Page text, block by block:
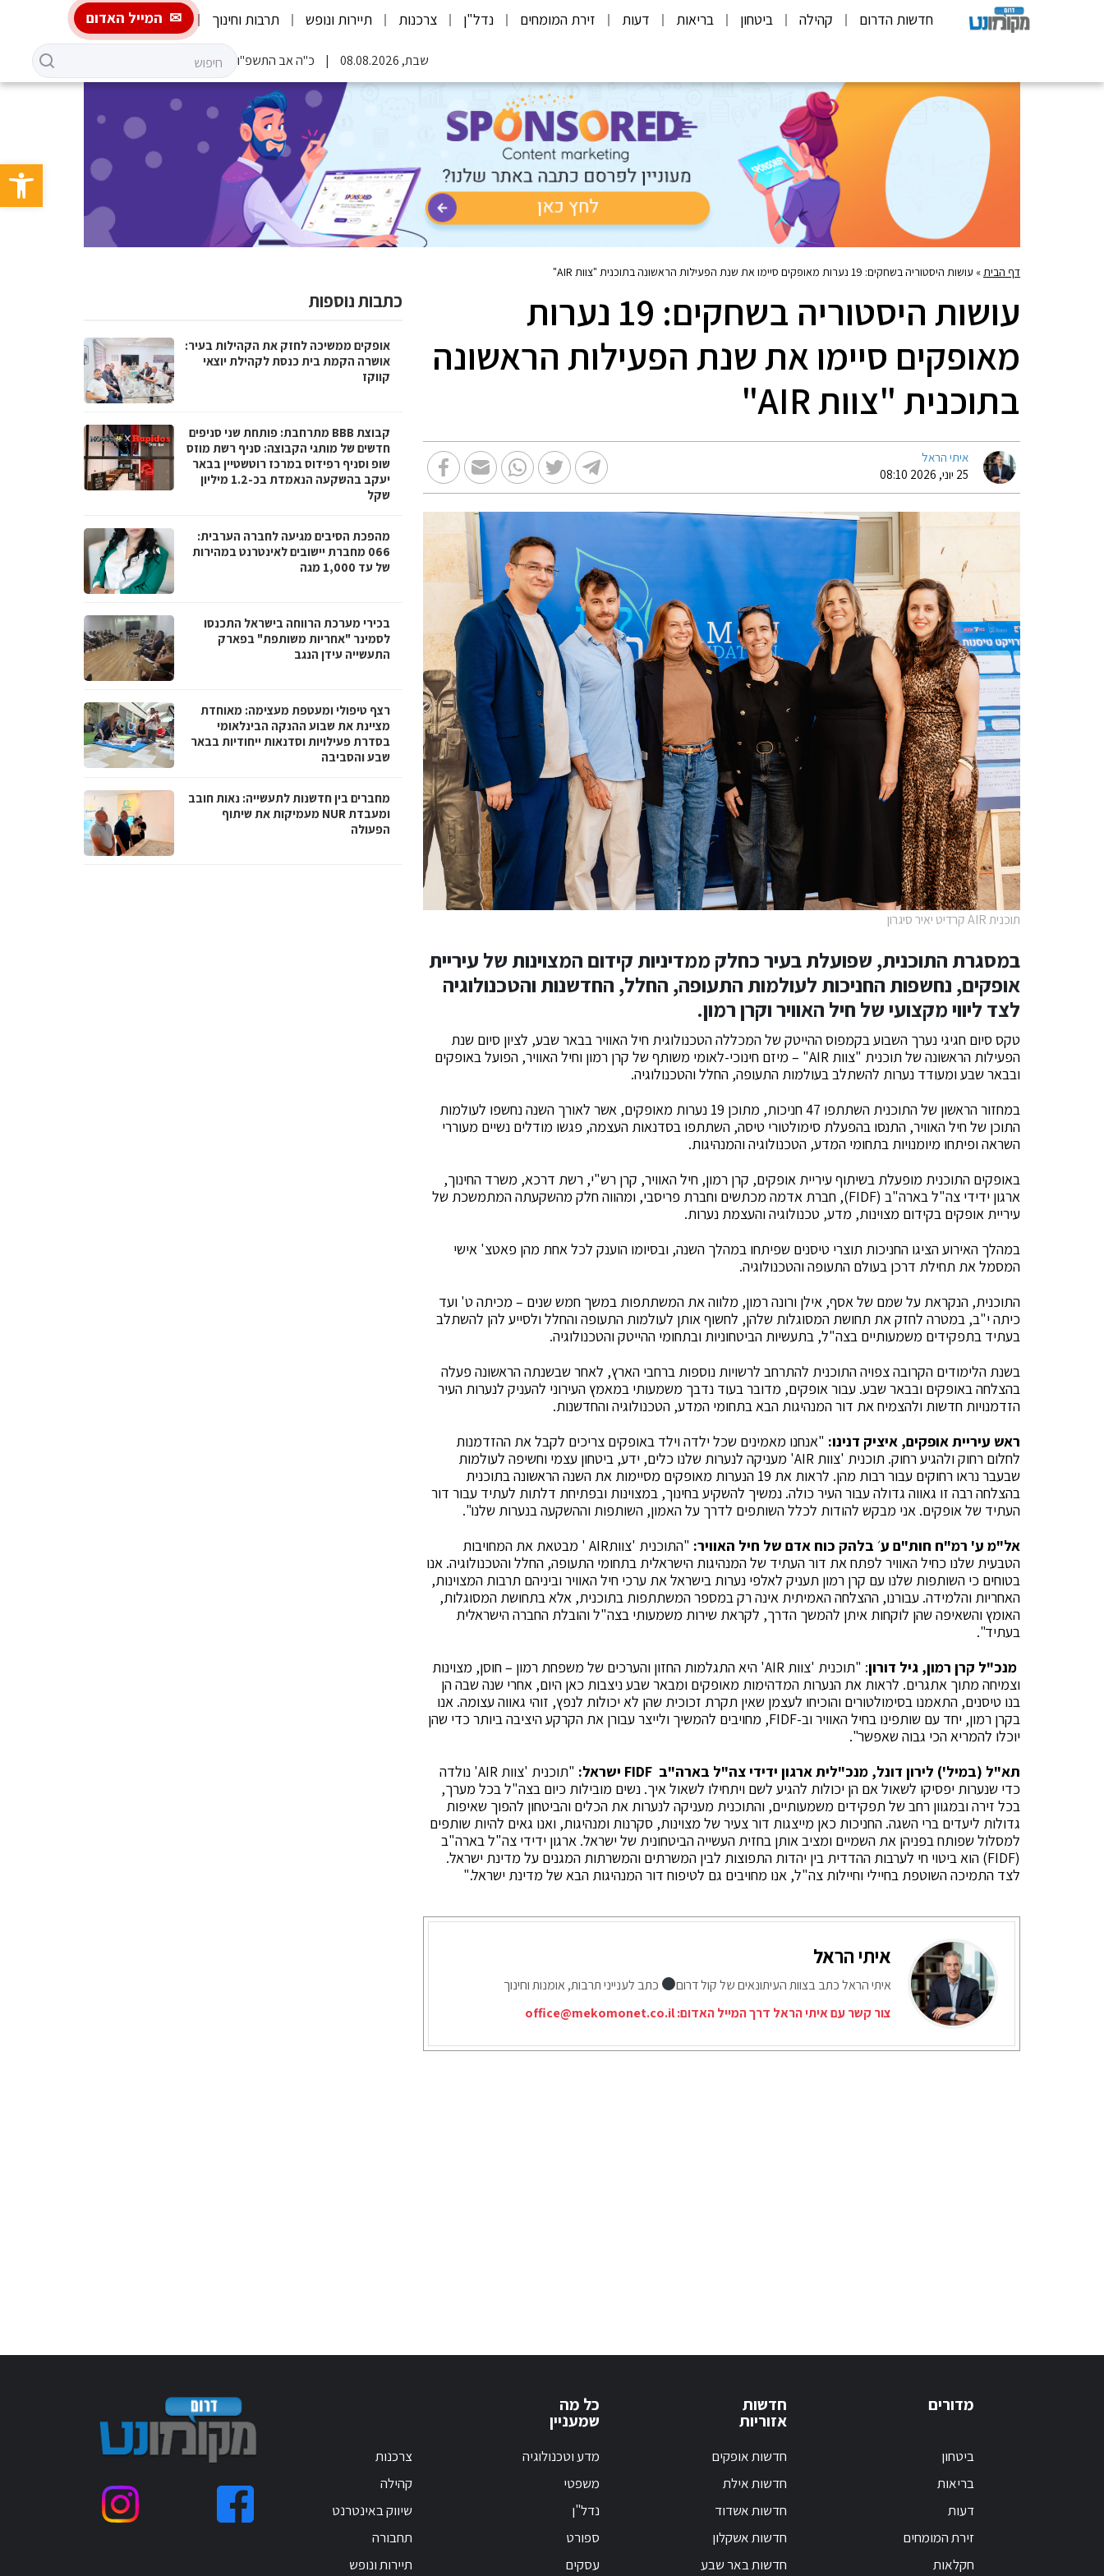
פתח
חדשות הדרום קהילה ביטחון בריאות דעות זירת המומחים נדל"ן צרכנות תיירות ונופש תרבות וחינוך המייל האדום
שבת, 08.08.2026 כ"ה אב התשפ"ו
דף הבית » עושות היסטוריה בשחקים: 19 נערות מאופקים סיימו את שנת הפעילות הראשונה בתוכנית "צוות AIR"
עושות היסטוריה בשחקים: 19 נערות
מאופקים סיימו את שנת הפעילות הראשונה
בתוכנית "צוות AIR"
איתי הראל
25 יוני, 2026 08:10
תוכנית AIR קרדיט יאיר סיגרון
במסגרת התוכנית, שפועלת בעיר כחלק ממדיניות קידום המצוינות של עיריית
אופקים, נחשפות החניכות לעולמות התעופה, החלל, החדשנות והטכנולוגיה
לצד ליווי מקצועי של חיל האוויר וקרן רמון.
טקס סיום חגיגי נערך השבוע בקמפוס ההייטק של המכללה הטכנולוגית חיל האוויר בבאר שבע, לציון סיום שנת
הפעילות הראשונה של תוכנית "צוות AIR" – מיזם חינוכי-לאומי משותף של קרן רמון וחיל האוויר, הפועל באופקים
ובבאר שבע ומעודד נערות להשתלב בעולמות התעופה, החלל והטכנולוגיה.
במחזור הראשון של התוכנית השתתפו 47 חניכות, מתוכן 19 נערות מאופקים, אשר לאורך השנה נחשפו לעולמות
התוכן של חיל האוויר, התנסו בהפעלת סימולטורי טיסה, השתתפו בסדנאות העצמה, פגשו מודלים נשיים מעוררי
השראה ופיתחו מיומנויות בתחומי המדע, הטכנולוגיה והמנהיגות.
באופקים התוכנית מופעלת בשיתוף עיריית אופקים, קרן רמון, חיל האוויר, קרן רש"י, רשת דרכא, משרד החינוך,
ארגון ידידי צה"ל בארה"ב (FIDF), חברת אדמה מכתשים וחברת פריסבי, ומהווה חלק מהשקעתה המתמשכת של
עיריית אופקים בקידום מצוינות, מדע, טכנולוגיה והעצמת נערות.
במהלך האירוע הציגו החניכות תוצרי טיסנים שפיתחו במהלך השנה, ובסיומו הוענק לכל אחת מהן פאטצ' אישי
המסמל את תחילת דרכן בעולם התעופה והטכנולוגיה.
התוכנית, הנקראת על שמם של אסף, אילן ורונה רמון, מלווה את המשתתפות במשך חמש שנים – מכיתה ט' ועד
כיתה י"ב, במטרה לחזק את תחושת המסוגלות שלהן, לחשוף אותן לעולמות התעופה והחלל ולסייע להן להשתלב
בעתיד בתפקידים משמעותיים בצה"ל, בתעשיות הביטחוניות ובתחומי ההייטק והטכנולוגיה.
בשנת הלימודים הקרובה צפויה התוכנית להתרחב לרשויות נוספות ברחבי הארץ, לאחר שבשנתה הראשונה פעלה
בהצלחה באופקים ובבאר שבע. עבור אופקים, מדובר בעוד נדבך משמעותי במאמץ העירוני להעניק לנערות העיר
הזדמנויות חדשות ולהצמיח את דור המנהיגות הבא בתחומי המדע, הטכנולוגיה והחדשנות.
ראש עיריית אופקים, איציק דנינו: "אנחנו מאמינים שכל ילדה וילד באופקים צריכים לקבל את ההזדמנות
לחלום רחוק ולהגיע רחוק. תוכנית 'צוות AIR' מעניקה לנערות שלנו כלים, ידע, ביטחון עצמי וחשיפה לעולמות
שבעבר נראו רחוקים עבור רבות מהן. לראות את 19 הנערות מאופקים מסיימות את השנה הראשונה בתוכנית
בהצלחה רבה זו גאווה גדולה עבור העיר כולה. נמשיך להשקיע בחינוך, במצוינות ובפתיחת דלתות לעתיד עבור דור
העתיד של אופקים. אני מבקש להודות לכלל השותפים לדרך על האמון, השותפות וההשקעה בנערות שלנו".
אל"מ ע' רמ"ח חות"ם ע׳ בלהק כוח אדם של חיל האוויר:
"התוכנית 'צוותAIR ' מבטאת את המחויבות
הטבעית שלנו כחיל האוויר לפתח את דור העתיד של המנהיגות הישראלית בתחומי התעופה, החלל והטכנולוגיה. אנו
בטוחים כי השותפות שלנו עם קרן רמון תעניק לאלפי נערות בישראל את ערכי חיל האוויר וביניהם תרבות המצוינות,
האחריות והלמידה. עבורנו, ההצלחה האמיתית אינה רק במספר המשתתפות בתוכנית, אלא בתחושת המסוגלות,
האומץ והשאיפה שהן לוקחות איתן להמשך הדרך, לקראת שירות משמעותי בצה"ל והובלת החברה הישראלית
בעתיד".
מנכ"ל קרן רמון, גיל דורון
: "תוכנית 'צוות AIR' היא התגלמות החזון והערכים של משפחת רמון – חוסן, מצוינות
וצמיחה מתוך אתגרים. לראות את הנערות המדהימות מאופקים ומבאר שבע ניצבות כאן היום, אחרי שנה שבה הן
בנו טיסנים, התאמנו בסימולטורים והוכיחו לעצמן שאין תקרת זכוכית שהן לא יכולות לנפץ, זוהי גאווה עצומה. אנו
בקרן רמון, יחד עם שותפינו בחיל האוויר וב-FIDF, מחויבים להמשיך ולייצר עבורן את הקרקע היציבה ביותר כדי שהן
יוכלו להמריא הכי גבוה שאפשר".
תא"ל (במיל') לירון דונל, מנכ"לית ארגון ידידי צה"ל בארה"ב
ישראל:
​"תוכנית 'צוות AIR' נולדה
כדי שנערות יפסיקו לשאול אם הן יכולות להגיע לשם ויתחילו לשאול איך. נשים מובילות כיום בצה"ל בכל מערך,
בכל זירה ובמגוון רחב של תפקידים משמעותיים, והתוכנית מעניקה לנערות את הכלים והביטחון להפוך שאיפות
גדולות ליעדים ברי השגה. החניכות כאן מייצגות דור צעיר של מצוינות, סקרנות ומנהיגות, ואנו גאים להיות שותפים
למסלול שפותח בפניהן את השמיים ומציב אותן בחזית העשייה הביטחונית של ישראל. ​ארגון ידידי צה"ל בארה"ב
(FIDF) הוא ביטוי חי לערבות ההדדית בין יהדות התפוצות לבין המשרתים והמשרתות המגנים על מדינת ישראל.
לצד התמיכה השוטפת בחיילי וחיילות צה"ל, אנו מחויבים גם לטיפוח דור המנהיגות הבא של מדינת ישראל."
איתי הראל
איתי הראל כתב בצוות העיתונאים של קול דרום
כתב לענייני תרבות, אומנות וחינוך
צור קשר עם איתי הראל דרך המייל האדום:office@mekomonet.co.il
כתבות נוספות
אופקים ממשיכה לחזק את הקהילות בעיר:
אושרה הקמת בית כנסת לקהילת יוצאי
קווקז
קבוצת BBB מתרחבת: פותחת שני סניפים
חדשים של מותגי הקבוצה: סניף רשת מוזס
שופ וסניף רפידוס במרכז רוטשטיין בבאר
יעקב בהשקעה הנאמדת בכ-1.2 מיליון
שקל
מהפכת הסיבים מגיעה לחברה הערבית:
066 מחברת יישובים לאינטרנט במהירות
של עד 1,000 מגה
בכירי מערכת הרווחה בישראל התכנסו
לסמינר "אחריות משותפת" בפארק
התעשייה עידן הנגב
רצף טיפולי ומעטפת מעצימה: מאוחדת
מציינת את שבוע ההנקה הבינלאומי
בסדרת פעילויות וסדנאות ייחודיות בבאר
שבע והסביבה
מחברים בין חדשנות לתעשייה: נאות חובב
ומעבדת NUR מעמיקות את שיתוף
הפעולה
מדורים
ביטחון
בריאות
דעות
זירת המומחים
חקלאות
חדשות
אזוריות
חדשות אופקים
חדשות אילת
חדשות אשדוד
חדשות אשקלון
חדשות באר שבע
כל מה
שמעניין
מדע וטכנולוגיה
משפטי
נדל"ן
ספורט
עסקים
צרכנות
קהילה
שיווק באינטרנט
תחבורה
תיירות ונופש